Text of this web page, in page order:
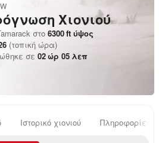
Χιονιού
στο 6300ft ύψος
(τοπική ώρα)
σε 02ώρ 05 λεπ
Ιστορικό χιονιού Πληροφορίες